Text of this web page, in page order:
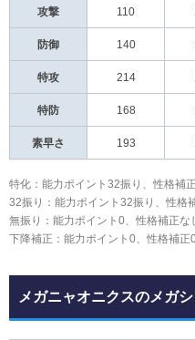
攻撃 110
防御 140
特攻 214
特防 168
素早さ 193
特化：能力ポイント32振り、性格補正
32振り：能力ポイント32振り、性格
無振り：能力ポイント0、性格補正な
下降補正：能力ポイント0、性格補正
メガニャオニクスのメガ